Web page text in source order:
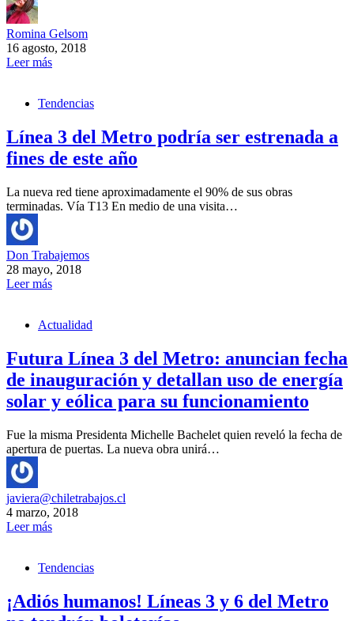
Romina Gelsom
16 agosto, 2018
Leer más
Tendencias
Línea 3 del Metro podría ser estrenada a
fines de este año
La nueva red tiene aproximadamente el 90% de sus obras
terminadas. Vía T13 En medio de una visita…
Don Trabajemos
28 mayo, 2018
Leer más
Actualidad
Futura Línea 3 del Metro: anuncian fecha
de inauguración y detallan uso de energía
solar y eólica para su funcionamiento
Fue la misma Presidenta Michelle Bachelet quien reveló la fecha de
apertura de puertas. La nueva obra unirá…
javiera@chiletrabajos.cl
4 marzo, 2018
Leer más
Tendencias
¡Adiós humanos! Líneas 3 y 6 del Metro